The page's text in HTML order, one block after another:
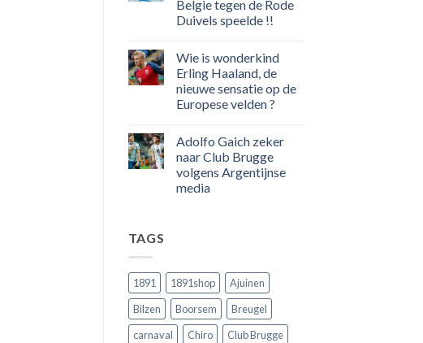
Europeaan
die
meer
goals
voor
zijn
land
scoort
!!!
Belgie tegen de Rode
Duivels speelde !!
op
50
jaar
geleden
dat
Engeland
in
tegen
de
Rode
Duivels
Wie is wonderkind
Erling Haaland, de
nieuwe sensatie op de
Europese velden ?
op
is
wonderkind
Erling
Haaland,
?
Adolfo Gaich zeker
naar Club Brugge
volgens Argentijnse
media
Club
Brugge
volgens
Argentijnse
media
TAGS
1891 1891shop
Ajuinen
Bilzen
Boorsem
Breugel
carnaval
Chiro
Club Brugge